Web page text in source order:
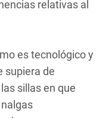
relativas al
es tecnológico y
supiera de
sillas en que